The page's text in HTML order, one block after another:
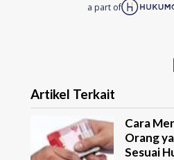
a part of
Artikel Terkait
Cara
Orang
Sesuai